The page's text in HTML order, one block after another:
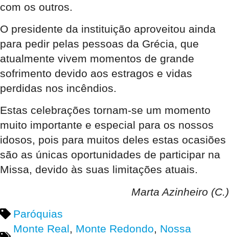
com os outros.
O presidente da instituição aproveitou ainda
para pedir pelas pessoas da Grécia, que
atualmente vivem momentos de grande
sofrimento devido aos estragos e vidas
perdidas nos incêndios.
Estas celebrações tornam-se um momento
muito importante e especial para os nossos
idosos, pois para muitos deles estas ocasiões
são as únicas oportunidades de participar na
Missa, devido às suas limitações atuais.
Marta Azinheiro (C.)
Paróquias
Monte Real, Monte Redondo, Nossa